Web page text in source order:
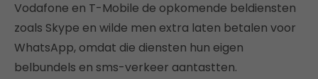
Vodafone en T-Mobile de opkomende beldiensten
zoals Skype en wilde men extra laten betalen voor
WhatsApp, omdat die diensten hun eigen
belbundels en sms-verkeer aantastten.